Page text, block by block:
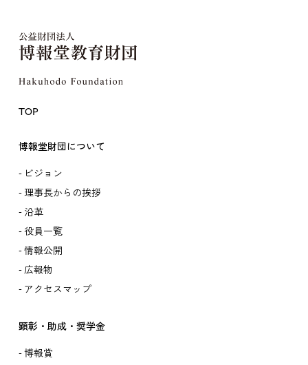
TOP
博報堂財団について
ビジョン
理事長からの挨拶
沿革
役員一覧
情報公開
広報物
アクセスマップ
顕彰・助成・奨学金
博報賞